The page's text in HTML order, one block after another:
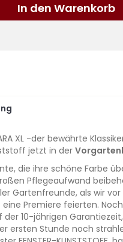
In den Warenkorb
XL -der bewährte
jetzt in der
die ihre schöne Farbe
Pflegeaufwand
Gartenfreunde, als wir vor
Premiere feierten.
der 10-jährigen
ersten Stunde noch